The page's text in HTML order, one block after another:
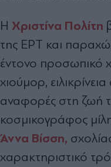
Η Χριστίνα Πολίτη
της ΕΡΤ και
έντονο προσωπικό
χιούμορ,
αναφορές στη ζωή
κοσμικογράφος
Άννα Βίσση,
χαρακτηριστικό